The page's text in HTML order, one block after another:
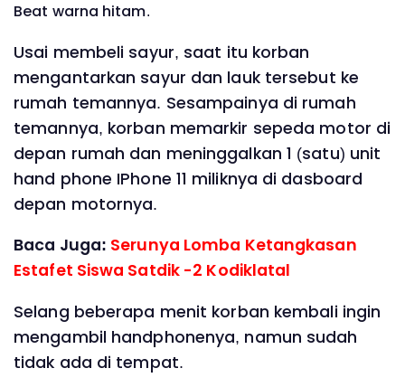
Beat warna hitam.
Usai membeli sayur, saat itu korban
mengantarkan sayur dan lauk tersebut ke
rumah temannya. Sesampainya di rumah
temannya, korban memarkir sepeda motor di
depan rumah dan meninggalkan 1 (satu) unit
hand phone IPhone 11 miliknya di dasboard
depan motornya.
Baca Juga: Serunya Lomba Ketangkasan
Estafet Siswa Satdik -2 Kodiklatal
Selang beberapa menit korban kembali ingin
mengambil handphonenya, namun sudah
tidak ada di tempat.